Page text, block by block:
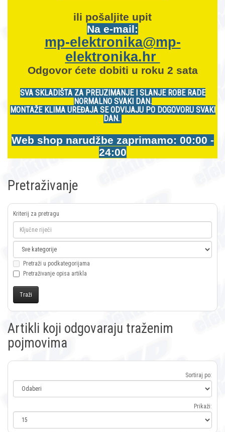
ili pošaljite upit
Na e-mail:
mp-elektronika@mp-
elektronika.hr
Odgovor ćete dobiti u roku 2 sata
SVA SKLADIŠTA ZA PREUZIMANJE I SLANJE ROBE RADE
NORMALNO SVAKI DAN.
MONTAŽE KLIMA UREĐAJA SE ODVIJAJU PO DOGOVORU SVAKI
DAN.
Web shop narudžbe zaprimamo: 00:00 -
24:00
Pretraživanje
Kriterij za pretragu
Pretraži u podkategorijama
Pretraživanje opisa artikla
Artikli koji odgovaraju traženim
pojmovima
Sortiraj po:
Prikaži: